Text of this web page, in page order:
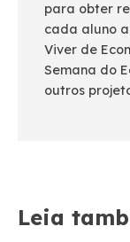
para obter
cada aluno
Viver de
Semana do
outros
Leia